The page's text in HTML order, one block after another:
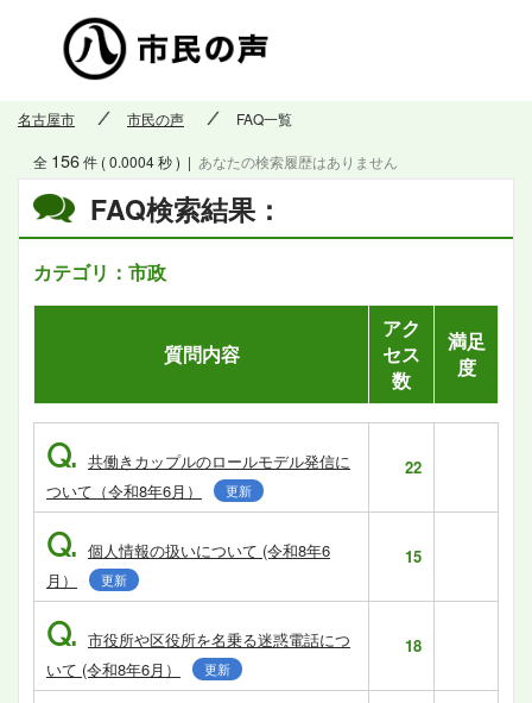
名古屋市 市民の声 FAQ一覧
FAQ検索結果：
カテゴリ：市政
全 156件 ( 0.0004 秒 ) | あなたの検索履歴はありません
質問内容
アク
セス
数
満足
度
Q. 共働きカップルのロールモデル発信に
ついて（令和8年6月）
更新
22
Q. 個人情報の扱いについて (令和8年6
月）
更新
15
Q. 市役所や区役所を名乗る迷惑電話につ
いて (令和8年6月）
更新
18